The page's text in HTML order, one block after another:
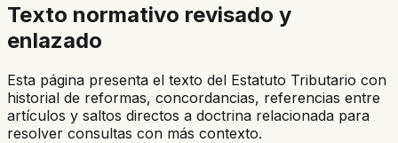
Texto normativo revisado y
enlazado
Esta página presenta el texto del Estatuto Tributario con
historial de reformas, concordancias, referencias entre
artículos y saltos directos a doctrina relacionada para
resolver consultas con más contexto.